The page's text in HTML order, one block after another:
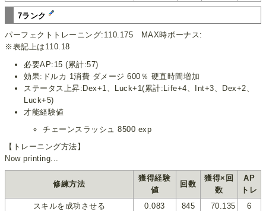
7ランク
パーフェクトトレーニング:110.175 MAX時ボーナス:
※表記上は110.18
必要AP:15 (累計:57)
効果:ドルカ 1消費 ダメージ 600％ 硬直時間増加
ステータス上昇:Dex+1、Luck+1(累計:Life+4、Int+3、Dex+2、
Luck+5)
才能経験値
チェーンスラッシュ 8500 exp
【トレーニング方法】
Now printing...
修練方法
獲得経験
値
回数
獲得×回
数
AP
トレ
スキルを成功させる
0.083 845 70.135
6